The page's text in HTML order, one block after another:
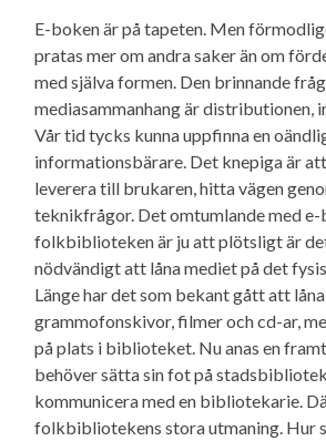
E-boken är på tapeten. Men
pratas mer om andra saker än om
med själva formen. Den brinnande
mediasammanhang är distributionen,
Vår tid tycks kunna uppfinna en
informationsbärare. Det knepiga är
leverera till brukaren, hitta vägen
teknikfrågor. Det omtumlande med e-
folkbiblioteken är ju att plötsligt är
nödvändigt att låna mediet på det
Länge har det som bekant gått att låna
grammofonskivor, filmer och cd-ar,
på plats i biblioteket. Nu anas en
behöver sätta sin fot på
kommunicera med en bibliotekarie.
folkbibliotekens stora utmaning. Hur